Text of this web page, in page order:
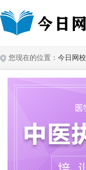
您现在的位置： 今日网校